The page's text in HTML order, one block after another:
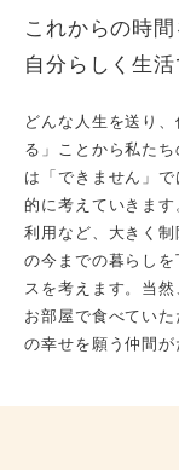
これからの時間
自分らしく生
どんな人生を送り
る」ことから私た
は「できません」
的に考えていきま
利用など、大きく
の今までの暮らし
スを考えます。当
お部屋で食べてい
の幸せを願う仲間が